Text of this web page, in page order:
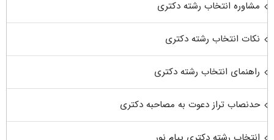
مشاوره انتخاب رشته دکتری
نکات انتخاب رشته دکتری
راهنمای انتخاب رشته دکتری
حدنصاب تراز دعوت به مصاحبه دکتری